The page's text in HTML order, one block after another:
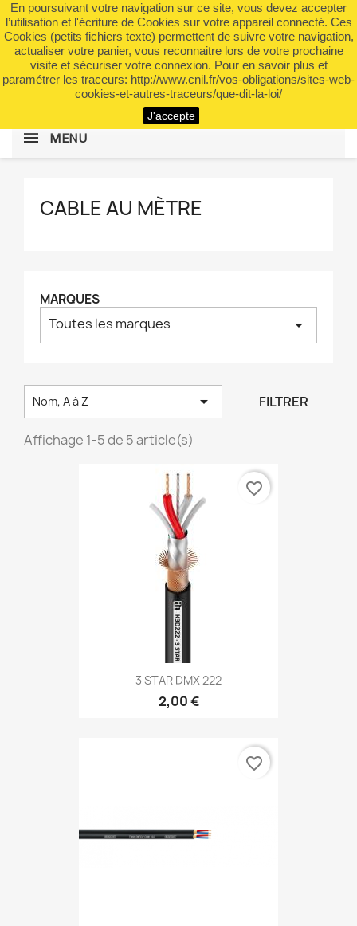
En poursuivant votre navigation sur ce site, vous devez accepter
l’utilisation et l'écriture de Cookies sur votre appareil connecté. Ces
Cookies (petits fichiers texte) permettent de suivre votre navigation,
actualiser votre panier, vous reconnaitre lors de votre prochaine
visite et sécuriser votre connexion. Pour en savoir plus et
paramétrer les traceurs: http://www.cnil.fr/vos-obligations/sites-web-
cookies-et-autres-traceurs/que-dit-la-loi/
J'accepte
 shopping_cart (0)

search
MENU
CABLE AU MÈTRE
MARQUES
Toutes les marques arrow_drop_down
Nom, A à Z  FILTRER
Affichage 1-5 de 5 article(s)
3 STAR DMX 222
2,00 €
favorite_border
favorite_border